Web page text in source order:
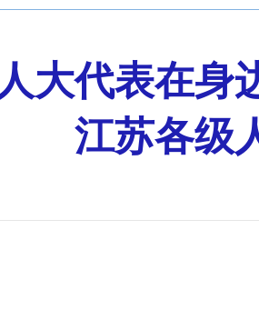
人大代表在
江苏各级